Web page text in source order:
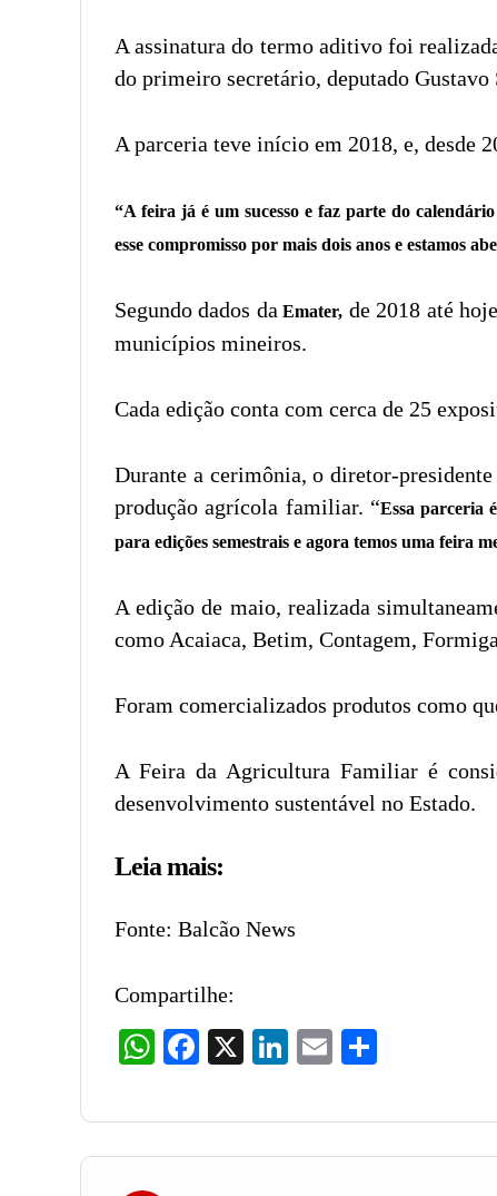
A assinatura do termo aditivo foi
do primeiro secretário, deputado
A parceria teve início em 2018, e, desde
“A feira já é um sucesso e faz parte do
esse compromisso por mais dois anos e estamos
Segundo dados da Emater, de 2018 até
municípios mineiros.
Cada edição conta com cerca de 25
Durante a cerimônia, o diretor-
produção agrícola familiar. “Essa parceria
para edições semestrais e agora temos uma feira
A edição de maio, realizada
como Acaiaca, Betim, Contagem,
Foram comercializados produtos como
A Feira da Agricultura Familiar é
desenvolvimento sustentável no Estado.
Leia mais:
Fonte: Balcão News
Compartilhe:
WhatsAppFacebook LinkedInEmail